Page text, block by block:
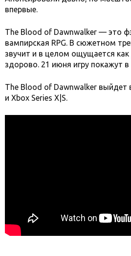
впервые.
The Blood of Dawnwalker — это
вампирская RPG. В сюжетном
звучит и в целом ощущается как
здорово. 21 июня игру покажут в
The Blood of Dawnwalker выйдет
и Xbox Series X|S.